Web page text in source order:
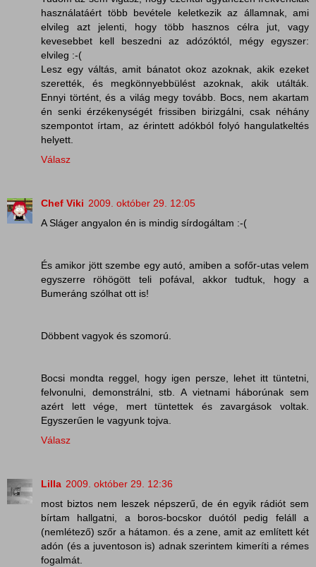
használatáért több bevétele keletkezik az államnak, ami
elvileg azt jelenti, hogy több hasznos célra jut, vagy
kevesebbet kell beszedni az adózóktól, mégy egyszer:
elvileg :-(
Lesz egy váltás, amit bánatot okoz azoknak, akik ezeket
szerették, és megkönnyebbülést azoknak, akik utálták.
Ennyi történt, és a világ megy tovább. Bocs, nem akartam
én senki érzékenységét frissiben birizgálni, csak néhány
szempontot írtam, az érintett adókból folyó hangulatkeltés
helyett.
Válasz
Chef Viki 2009. október 29. 12:05
A Sláger angyalon én is mindig sírdogáltam :-(
És amikor jött szembe egy autó, amiben a sofőr-utas velem
egyszerre röhögött teli pofával, akkor tudtuk, hogy a
Bumeráng szólhat ott is!
Döbbent vagyok és szomorú.
Bocsi mondta reggel, hogy igen persze, lehet itt tüntetni,
felvonulni, demonstrálni, stb. A vietnami háborúnak sem
azért lett vége, mert tüntettek és zavargások voltak.
Egyszerűen le vagyunk tojva.
Válasz
Lilla 2009. október 29. 12:36
most biztos nem leszek népszerű, de én egyik rádiót sem
bírtam hallgatni, a boros-bocskor duótól pedig feláll a
(nemlétező) szőr a hátamon. és a zene, amit az említett két
adón (és a juventoson is) adnak szerintem kimeríti a rémes
fogalmát.